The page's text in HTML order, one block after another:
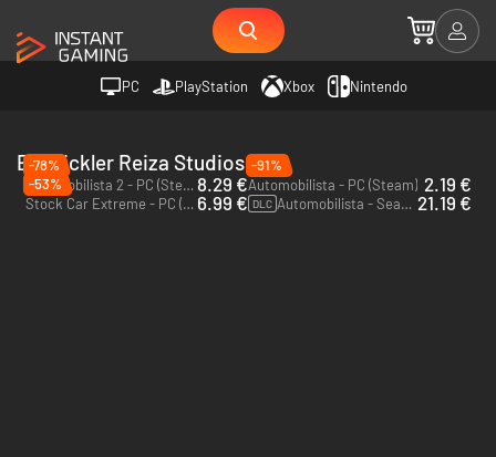
PC PlayStation Xbox Nintendo
Entwickler Reiza Studios
-78%
Automobilista 2 - PC (Steam) 8.29 €
-91%
Automobilista - PC (Steam) 2.19 €
-53%
Stock Car Extreme - PC (Steam) 6.99 € DLC Automobilista - Season Pass - PC (Steam) 21.19 €